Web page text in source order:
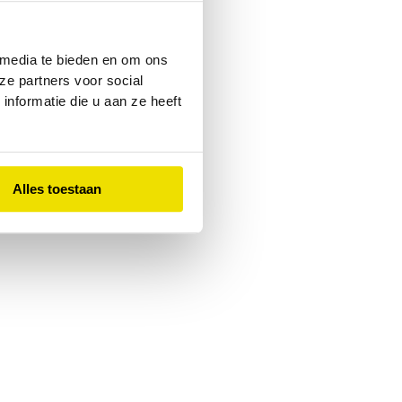
te bieden en om ons
partners voor social
die u aan ze heeft
Alles toestaan
consolefor more information).